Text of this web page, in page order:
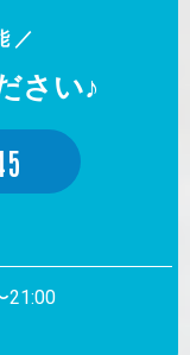
／
さい♪
21:00